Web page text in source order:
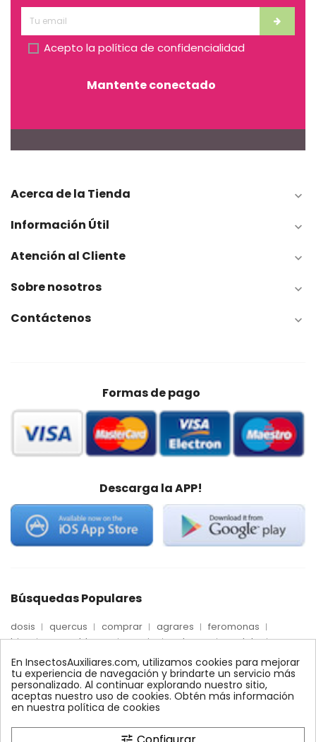
Acepto la política de confidencialidad
Mantente conectado
Acerca de la Tienda 
Información Útil 
Atención al Cliente 
Sobre nosotros 
Contáctenos 
Formas de pago
Descarga la APP!
Búsquedas Populares
dosis quercus comprar agrares
feromonas
trips
mosca blanca precio palmera
quelato
Econex
control amblyseius araña roja
max
nido encinas alcornoques
conector
xilemax
foresta monitoreo ynject
fertinyect
bioline
robles conectores
ecologico
control biologico
En InsectosAuxiliares.com, utilizamos cookies para mejorar
tu experiencia de navegación y brindarte un servicio más
personalizado. Al continuar explorando nuestro sitio,
aceptas nuestro uso de cookies. Obtén más información
en nuestra política de cookies